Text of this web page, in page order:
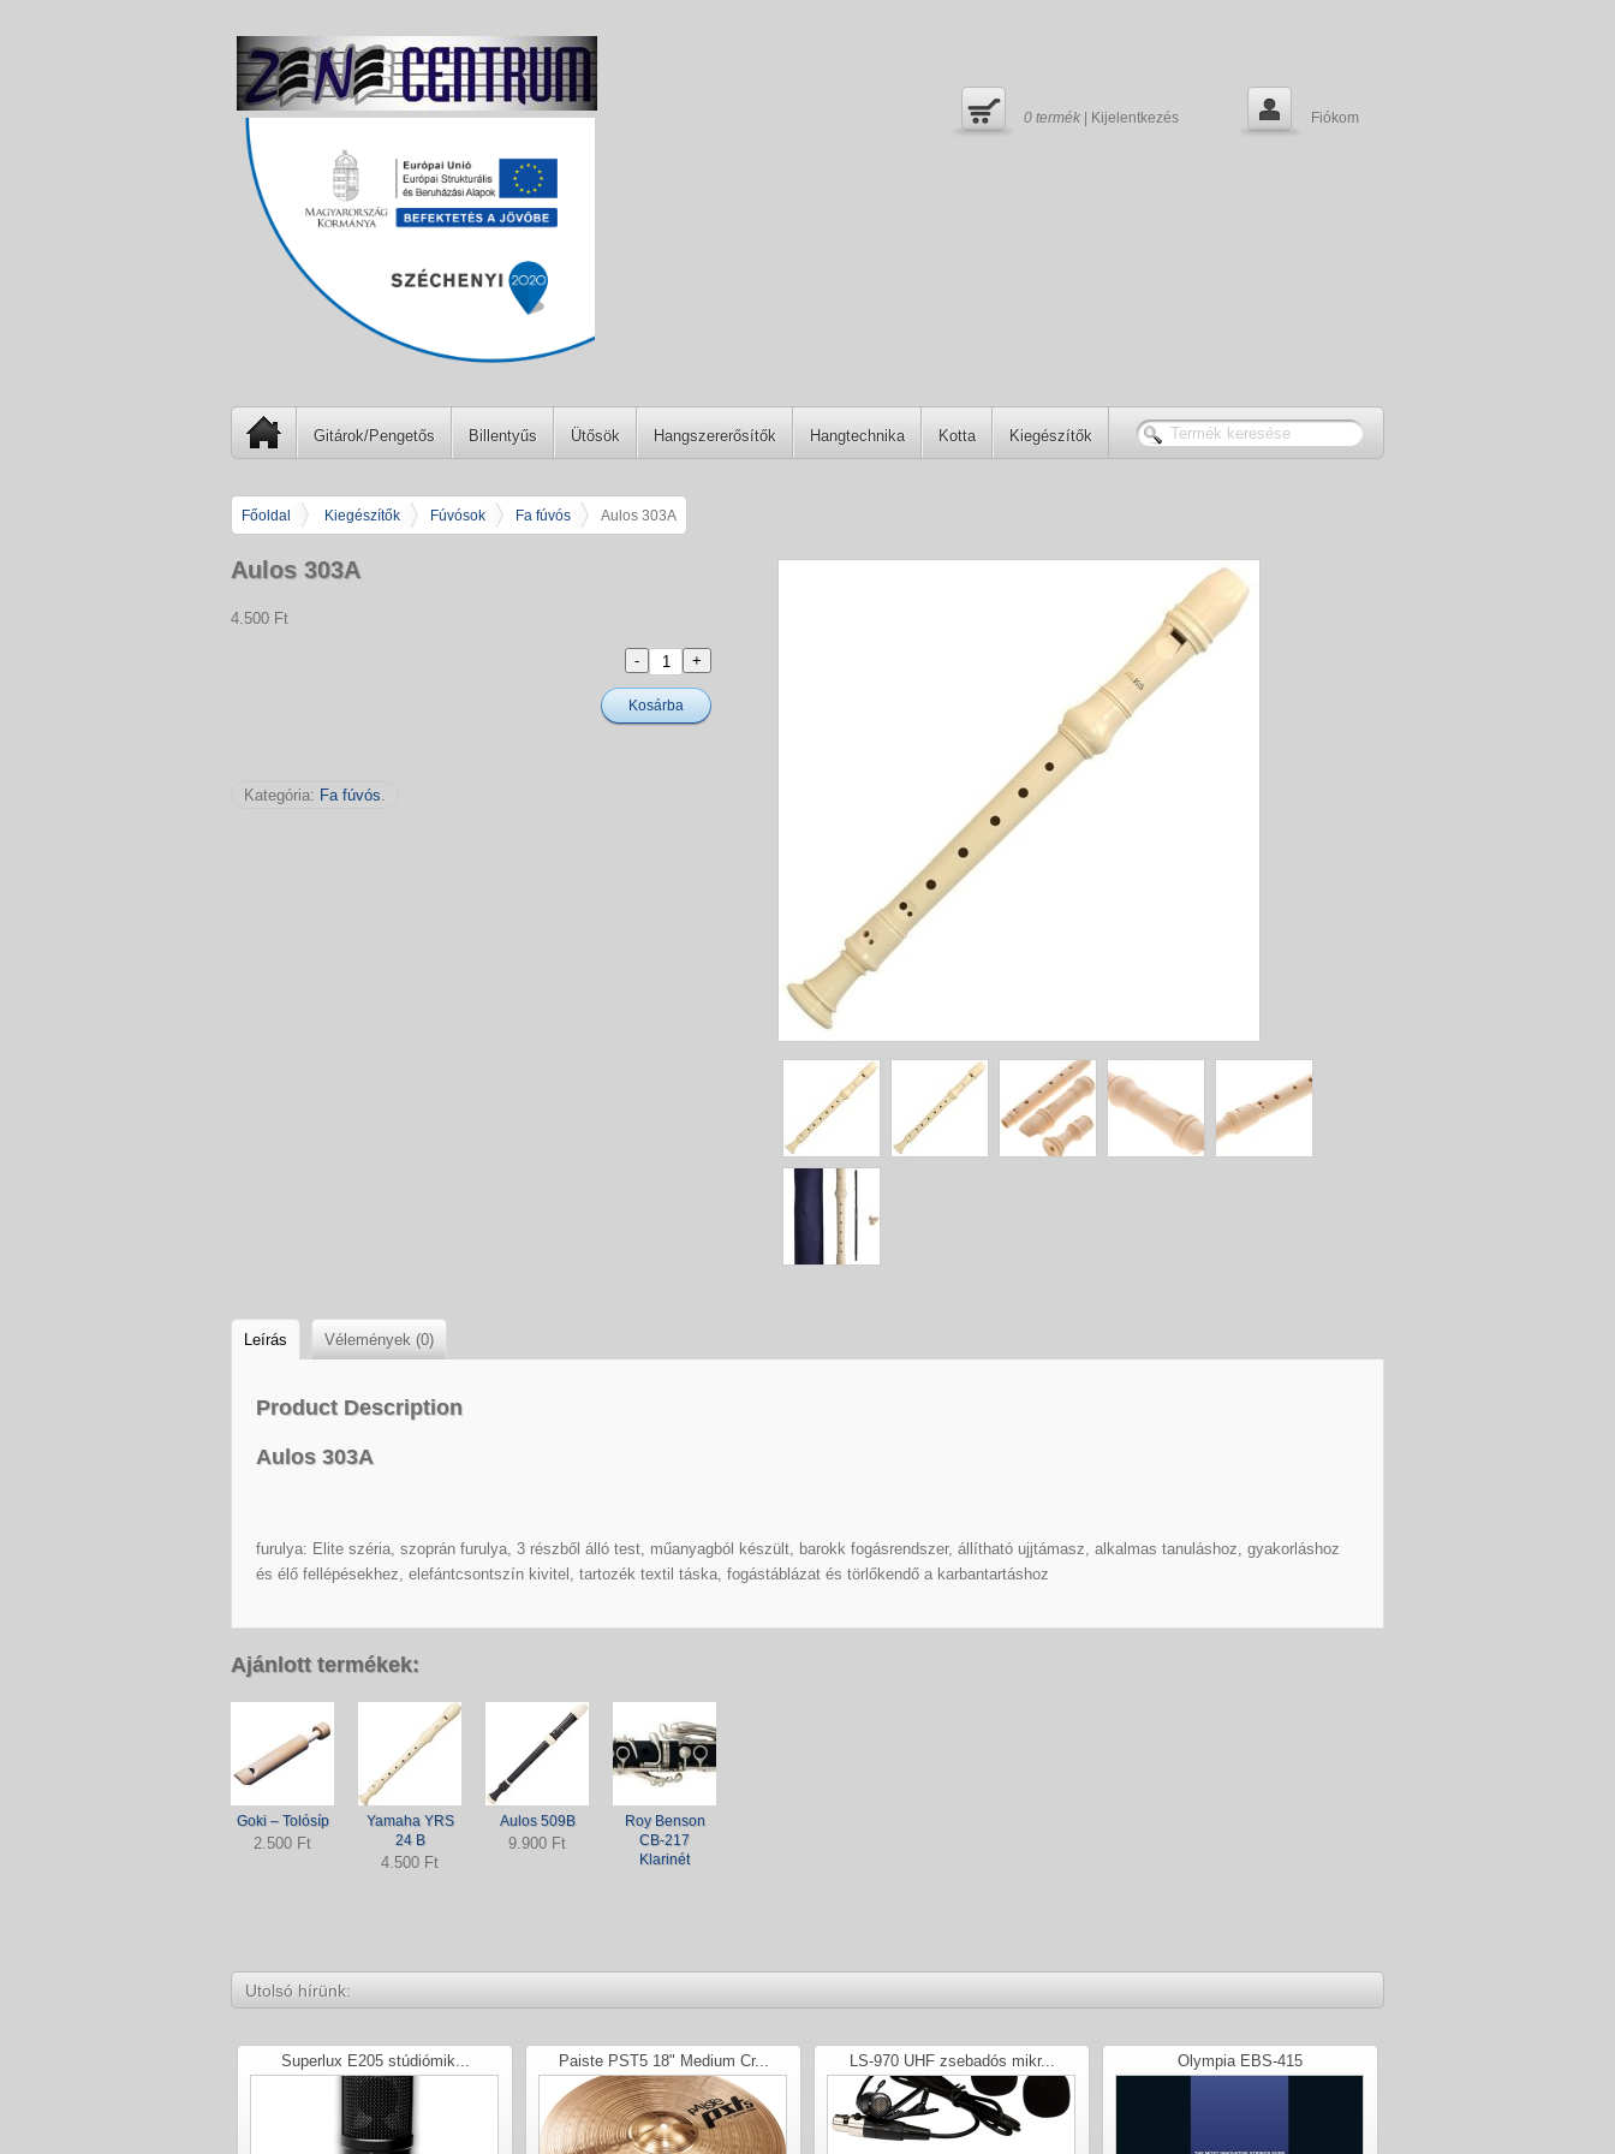
0 termék | Kijelentkezés Fiókom
Gitárok/Pengetős Billentyűs Ütősök Hangszererősítők Hangtechnika Kotta Kiegészítők
Főoldal Kiegészítők Fúvósok Fa fúvós Aulos 303A
Aulos 303A
4.500 Ft
Kosárba
Kategória: Fa fúvós.
Leírás Vélemények (0)
Product Description
Aulos 303A
furulya: Elite széria, szoprán furulya, 3 részből álló test, műanyagból készült, barokk fogásrendszer, állítható ujjtámasz, alkalmas tanuláshoz, gyakorláshoz
és élő fellépésekhez, elefántcsontszín kivitel, tartozék textil táska, fogástáblázat és törlőkendő a karbantartáshoz
Ajánlott termékek:
Goki – Tolósíp
2.500 Ft
Yamaha YRS
24 B
4.500 Ft
Aulos 509B
9.900 Ft
Roy Benson
CB-217
Klarinét
Utolsó hírünk:
Superlux E205 stúdiómik... Paiste PST5 18" Medium Cr... LS-970 UHF zsebadós mikr... Olympia EBS-415